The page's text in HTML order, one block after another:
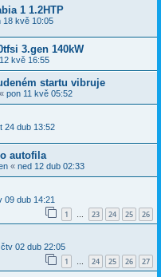
1 1.2HTP
18 kvě 10:05
3.gen 140kW
kvě 16:55
startu vibruje
« pon 11 kvě 05:52
24 dub 13:52
autofila
« ned 12 dub 02:33
09 dub 14:21
1 … 23 24 25 26
čtv 02 dub 22:05
1 … 24 25 26 27